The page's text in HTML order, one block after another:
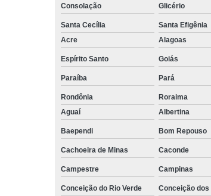
Consolação Glicério
Santa Cecília Santa Efigênia
Acre
Alagoas
Espírito Santo Goiás
Paraíba Pará
Rondônia Roraima
Aguaí
Albertina
Baependi Bom Repouso
Cachoeira de Minas Caconde
Campestre Campinas
Conceição do Rio Verde Conceição dos